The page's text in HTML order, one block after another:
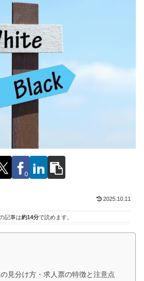
0
2025.10.11
記事は約14分で読めます。
見分け方・求人票の特徴と注意点